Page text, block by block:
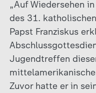
„Auf Wiedersehen
des 31.
Papst Franziskus
Jugendtreffen
Zuvor hatte er in